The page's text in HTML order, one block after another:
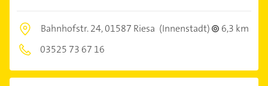
Bahnhofstr. 24,01587 Riesa (Innenstadt)
6,3 km
03525 73 67 16